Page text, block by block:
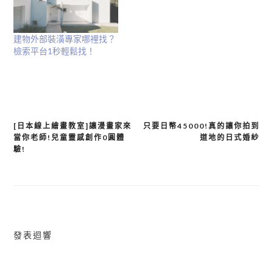
建物外部裝潢專家哪裡找？
檢索平台1秒輕鬆找！
文
章
只要日幣45000!真的讓你拍到
道地的日式婚紗
[日本線上繪畫教室]讓漫畫家來
當你老師!兒童靈感創作0圓體
驗!
發表迴響